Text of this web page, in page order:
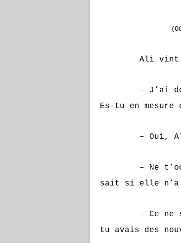
Ali vint
– J’ai des
Es-tu en
– Oui, Ali.
– Ne
sait si elle n’a
– Ce ne
tu avais des